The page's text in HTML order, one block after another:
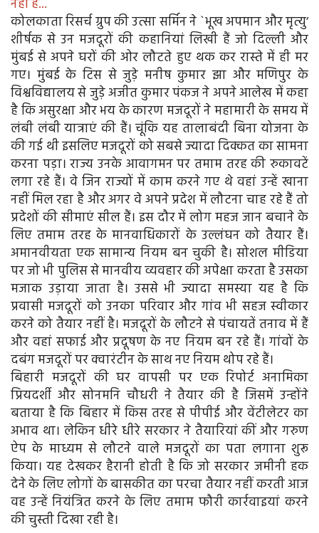
नहीं है...
कोलकाता रिसर्च ग्रुप की उत्सा सर्मिन ने `भूख अपमान और मृत्यु’
शीर्षक से उन मजदूरों की कहानियां लिखी हैं जो दिल्ली और
मुंबई से अपने घरों की ओर लौटते हुए थक कर रास्ते में ही मर
गए। मुंबई के टिस से जुड़े मनीष कुमार झा और मणिपुर के
विश्वविद्यालय से जुड़े अजीत कुमार पंकज ने अपने आलेख में कहा
है कि असुरक्षा और भय के कारण मजदूरों ने महामारी के समय में
लंबी लंबी यात्राएं की हैं। चूंकि यह तालाबंदी बिना योजना के
की गई थी इसलिए मजदूरों को सबसे ज्यादा दिक्कत का सामना
करना पड़ा। राज्य उनके आवागमन पर तमाम तरह की रुकावटें
लगा रहे हैं। वे जिन राज्यों में काम करने गए थे वहां उन्हें खाना
नहीं मिल रहा है और अगर वे अपने प्रदेश में लौटना चाह रहे हैं तो
प्रदेशों की सीमाएं सील हैं। इस दौर में लोग महज जान बचाने के
लिए तमाम तरह के मानवाधिकारों के उल्लंघन को तैयार हैं।
अमानवीयता एक सामान्य नियम बन चुकी है। सोशल मीडिया
पर जो भी पुलिस से मानवीय व्यवहार की अपेक्षा करता है उसका
मजाक उड़ाया जाता है। उससे भी ज्यादा समस्या यह है कि
प्रवासी मजदूरों को उनका परिवार और गांव भी सहज स्वीकार
करने को तैयार नहीं है। मजदूरों के लौटने से पंचायतें तनाव में हैं
और वहां सफाई और प्रदूषण के नए नियम बन रहे हैं। गांवों के
दबंग मजदूरों पर क्वारंटीन के साथ नए नियम थोप रहे हैं।
बिहारी मजदूरों की घर वापसी पर एक रिपोर्ट अनामिका
प्रियदर्शी और सोनमनि चौधरी ने तैयार की है जिसमें उन्होंने
बताया है कि बिहार में किस तरह से पीपीई और वेंटीलेटर का
अभाव था। लेकिन धीरे धीरे सरकार ने तैयारियां कीं और गरुण
ऐप के माध्यम से लौटने वाले मजदूरों का पता लगाना शुरू
किया। यह देखकर हैरानी होती है कि जो सरकार जमीनी हक
देने के लिए लोगों के बासकीत का परचा तैयार नहीं करती आज
वह उन्हें नियंत्रित करने के लिए तमाम फौरी कार्रवाइयां करने
की चुस्ती दिखा रही है।